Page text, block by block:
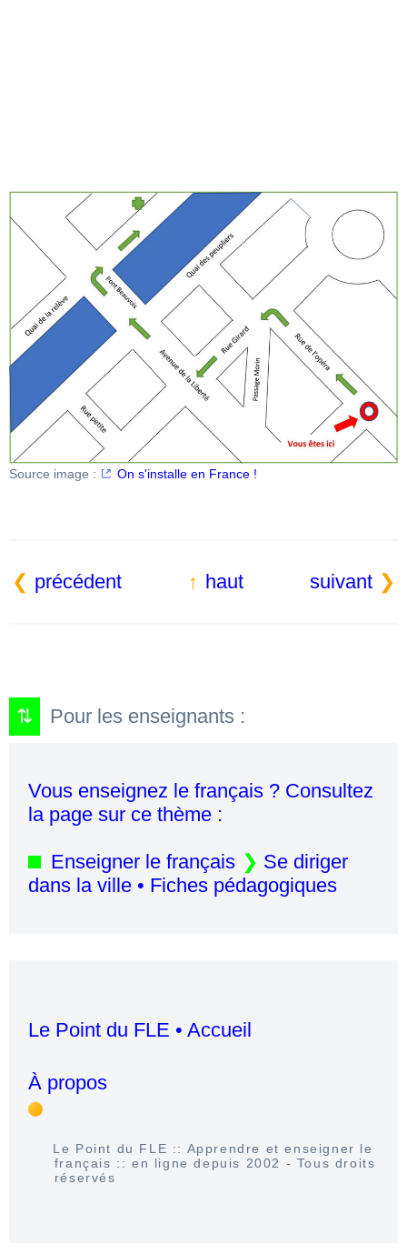
Source image : On s'installe en France !
précédent haut suivant
Pour les enseignants :
Vous enseignez le français ? Consultez
la page sur ce thème :
Enseigner le français
Se diriger
dans la ville • Fiches pédagogiques
Le Point du FLE • Accueil
À propos
Le Point du FLE :: Apprendre et enseigner le
français :: en ligne depuis 2002 - Tous droits
réservés